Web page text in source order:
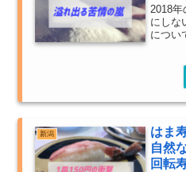
2018
にしな
につい
とこ
ータ
新潟
はま
自然
回転